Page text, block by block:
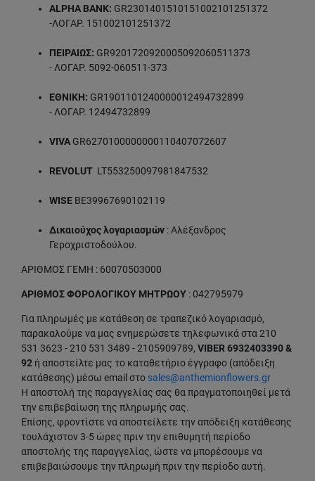
ALPHA BANK: GR2301401510151002101251372
-ΛΟΓΑΡ. 151002101251372
ΠΕΙΡΑΙΩΣ: GR9201720920005092060511373
- ΛΟΓΑΡ. 5092-060511-373
ΕΘΝΙΚΗ: GR1901101240000012494732899
- ΛΟΓΑΡ. 12494732899
VIVA GR6270100000000110407072607
REVOLUT LT553250097981847532
WISE BE39967690102119
Δικαιούχος λογαριασμών : Αλέξανδρος
Γεροχριστοδούλου.
ΑΡΙΘΜΟΣ ΓΕΜΗ : 60070503000
ΑΡΙΘΜΟΣ ΦΟΡΟΛΟΓΙΚΟΥ ΜΗΤΡΩΟΥ : 042795979
Για πληρωμές με κατάθεση σε τραπεζικό λογαριασμό,
παρακαλούμε να μας ενημερώσετε τηλεφωνικά στα 210
531 3623 - 210 531 3489 - 2105909789, VIBER 6932403390 &
92 ή αποστείλτε μας το καταθετήριο έγγραφο (απόδειξη
κατάθεσης) μέσω email στο sales@anthemionflowers.gr
Η αποστολή της παραγγελίας σας θα πραγματοποιηθεί μετά
την επιβεβαίωση της πληρωμής σας.
Επίσης, φροντίστε να αποστείλετε την απόδειξη κατάθεσης
τουλάχιστον 3-5 ώρες πριν την επιθυμητή περίοδο
αποστολής της παραγγελίας, ώστε να μπορέσουμε να
επιβεβαιώσουμε την πληρωμή πριν την περίοδο αυτή.